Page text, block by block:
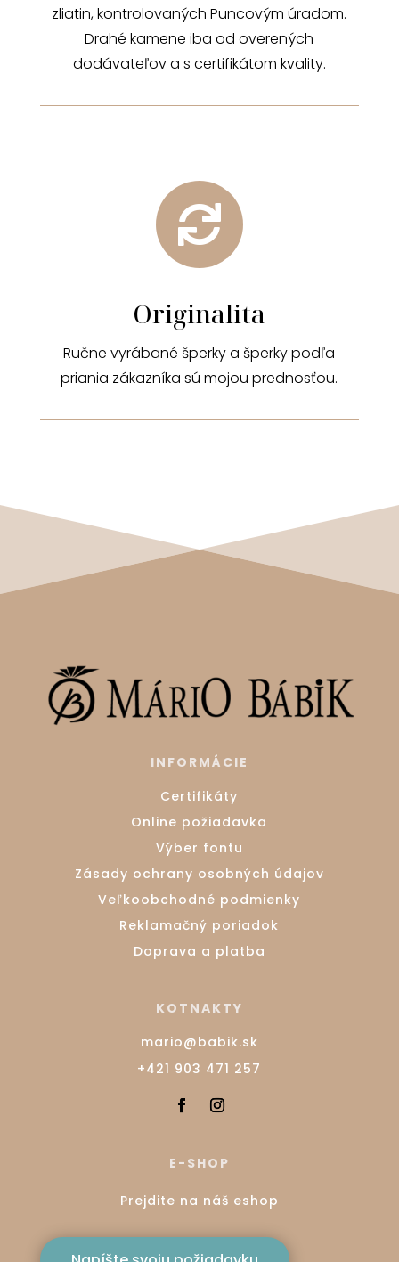
zliatin, kontrolovaných Puncovým úradom.
Drahé kamene iba od overených
dodávateľov a s certifikátom kvality.

Originalita
Ručne vyrábané šperky a šperky podľa
priania zákazníka sú mojou prednosťou.
INFORMÁCIE
Certifikáty
Online požiadavka
Výber fontu
Zásady ochrany osobných údajov
Veľkoobchodné podmienky
Reklamačný poriadok
Doprava a platba
KOTNAKTY
mario@babik.sk
+421 903 471 257
E-SHOP
Prejdite na náš eshop